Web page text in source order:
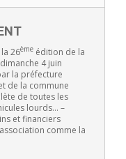
26ème édition de la
4 juin
la préfecture
de la commune
de toutes les
lourds… –
et financiers
comme la